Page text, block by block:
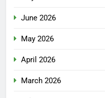
June 2026
May 2026
April 2026
March 2026